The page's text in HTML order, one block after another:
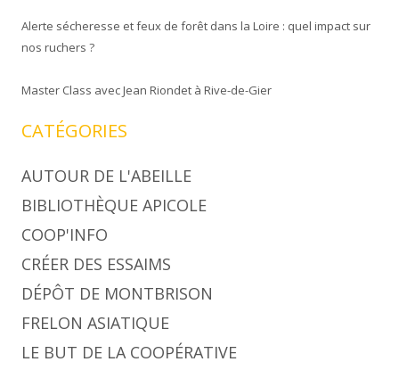
Alerte sécheresse et feux de forêt dans la Loire : quel impact sur
nos ruchers ?
Master Class avec Jean Riondet à Rive-de-Gier
CATÉGORIES
AUTOUR DE L'ABEILLE
BIBLIOTHÈQUE APICOLE
COOP'INFO
CRÉER DES ESSAIMS
DÉPÔT DE MONTBRISON
FRELON ASIATIQUE
LE BUT DE LA COOPÉRATIVE